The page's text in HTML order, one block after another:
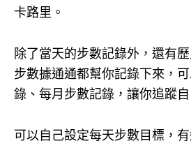
卡路里。
除了當天的步數記錄外，還有
步數據通通都幫你記錄下來，
錄、每月步數記錄，讓你追蹤
可以自己設定每天步數目標，